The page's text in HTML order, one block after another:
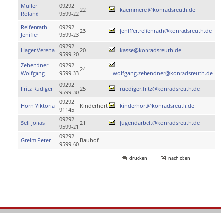
Müller
Roland
09292
9599-22
22 kaemmerei@konradsreuth.de
Reifenrath
Jeniffer
09292
9599-23
23 jeniffer.reifenrath@konradsreuth.de
Hager Verena
09292
9599-20
20 kasse@konradsreuth.de
Zehendner
Wolfgang
09292
9599-33
24
wolfgang.zehendner@konradsreuth.de
Fritz Rüdiger
09292
9599-30
25 ruediger.fritz@konradsreuth.de
Horn Viktoria
09292
91145
Kinderhort kinderhort@konradsreuth.de
Sell Jonas
09292
9599-21
21 jugendarbeit@konradsreuth.de
Greim Peter
09292
9599-60
Bauhof
drucken nach oben